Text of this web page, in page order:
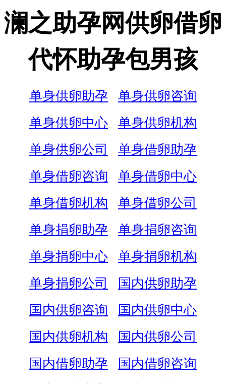
澜之助孕网供卵借卵
代怀助孕包男孩
单身供卵助孕
单身供卵咨询
单身供卵中心
单身供卵机构
单身供卵公司
单身借卵助孕
单身借卵咨询
单身借卵中心
单身借卵机构
单身借卵公司
单身捐卵助孕
单身捐卵咨询
单身捐卵中心
单身捐卵机构
单身捐卵公司
国内供卵助孕
国内供卵咨询
国内供卵中心
国内供卵机构
国内供卵公司
国内借卵助孕
国内借卵咨询